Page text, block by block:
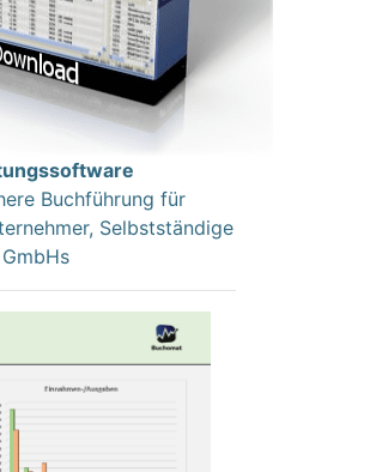
Buchführung für
Selbstständige